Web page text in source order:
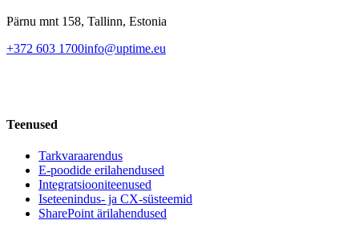
Pärnu mnt 158, Tallinn, Estonia
+372 603 1700info@uptime.eu
Teenused
Tarkvaraarendus
E-poodide erilahendused
Integratsiooniteenused
Iseteenindus- ja CX-süsteemid
SharePoint ärilahendused